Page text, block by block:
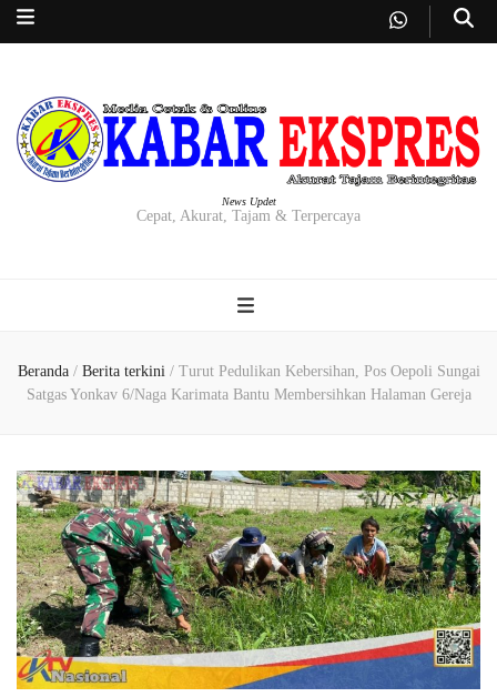
News Updet
Cepat, Akurat, Tajam & Terpercaya
Beranda / Berita terkini / Turut Pedulikan Kebersihan, Pos Oepoli Sungai
Satgas Yonkav 6/Naga Karimata Bantu Membersihkan Halaman Gereja